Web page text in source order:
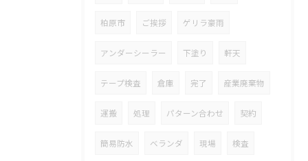
柏原市 ご挨拶 ゲリラ豪雨
アンダーシーラー 下塗り 軒天
テープ検査 倉庫 完了 産業廃棄物
運搬 処理 パターン合わせ 契約
簡易防水 ベランダ 現場 検査